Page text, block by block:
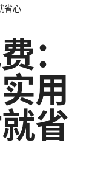
省心
：
用
省